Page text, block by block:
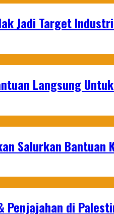
Jadi Target
Langsung
Salurkan Bantuan
Penjajahan di